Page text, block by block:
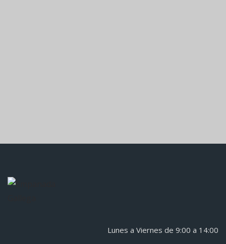
Lunes a Viernes de 9:00 a 14:00